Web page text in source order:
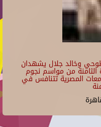
وخالد جلال يشهدان
الثامنة من مواسم نجوم
عرضًا من الجامعات المصرية تتنافس في